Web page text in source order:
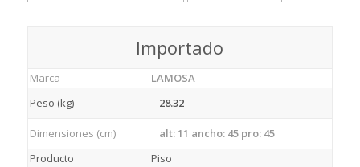
Importado
Marca
LAMOSA
Peso (kg)
28.32
Dimensiones (cm)
alt: 11 ancho: 45 pro: 45
Producto
Piso